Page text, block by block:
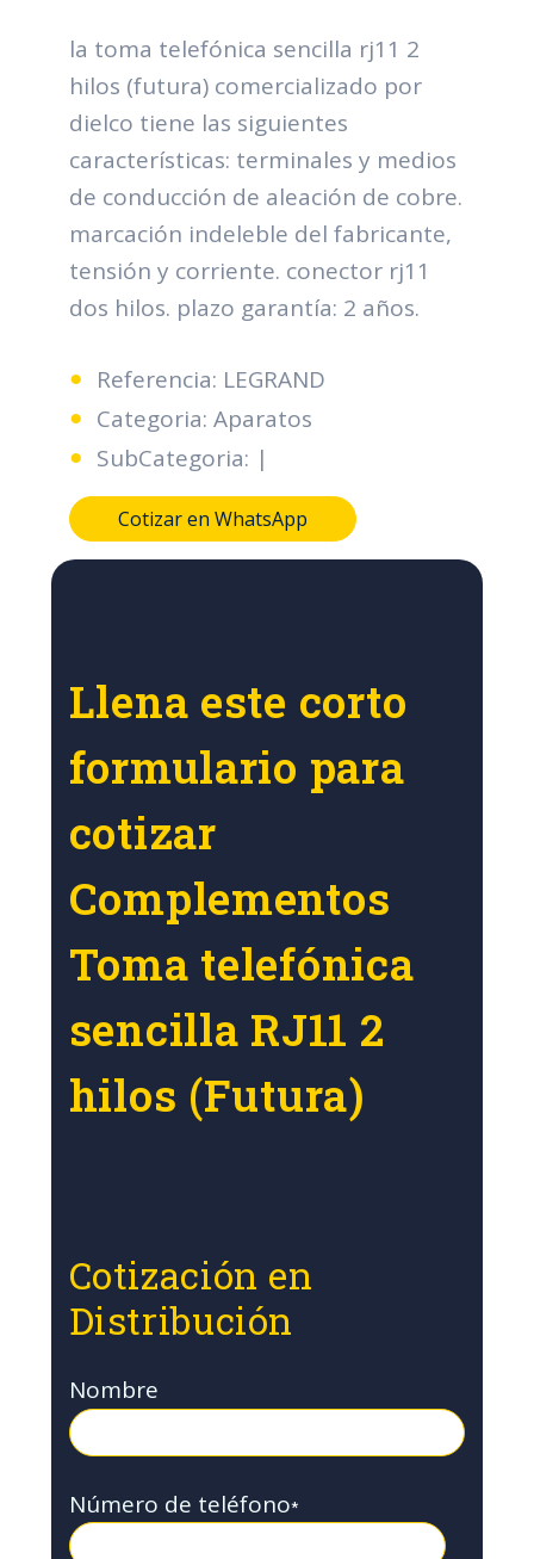
la toma telefónica sencilla rj11 2
hilos (futura) comercializado por
dielco tiene las siguientes
características: terminales y medios
de conducción de aleación de cobre.
marcación indeleble del fabricante,
tensión y corriente. conector rj11
dos hilos. plazo garantía: 2 años.
Referencia: LEGRAND
Categoria: Aparatos
SubCategoria: |
Cotizar en WhatsApp
Llena este corto
formulario para
cotizar
Complementos
Toma telefónica
sencilla RJ11 2
hilos (Futura)
Cotización en
Distribución
Nombre
Número de teléfono*